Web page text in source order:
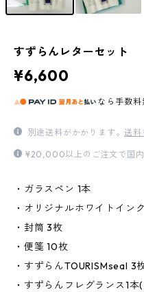
すずらんレターセット
¥6,600
なら 手数料
別途送料がかかります。送料
¥20,000以上のご注文で国内
・ガラスペン 1本
・オリジナルホワイトイン
・封筒 3枚
・便箋 10枚
・すずらんTOURISMseal 3
・すずらんフレグランス1本(